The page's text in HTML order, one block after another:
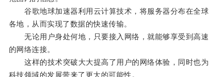
谷歌地球加速器利用云计算技术，将服务器分布在全球
各地，从而实现了数据的快速传输。
无论用户身处何地，只要接入网络，就能够享受到高速
的网络连接。
这样的技术突破大大提高了用户的网络体验，同时也为
科技领域的发展带来了更大的可能性。